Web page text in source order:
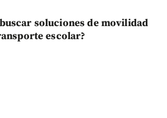
soluciones de movilidad
escolar?